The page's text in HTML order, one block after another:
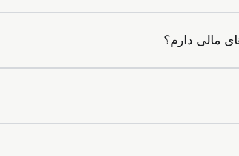
مالی دارم؟